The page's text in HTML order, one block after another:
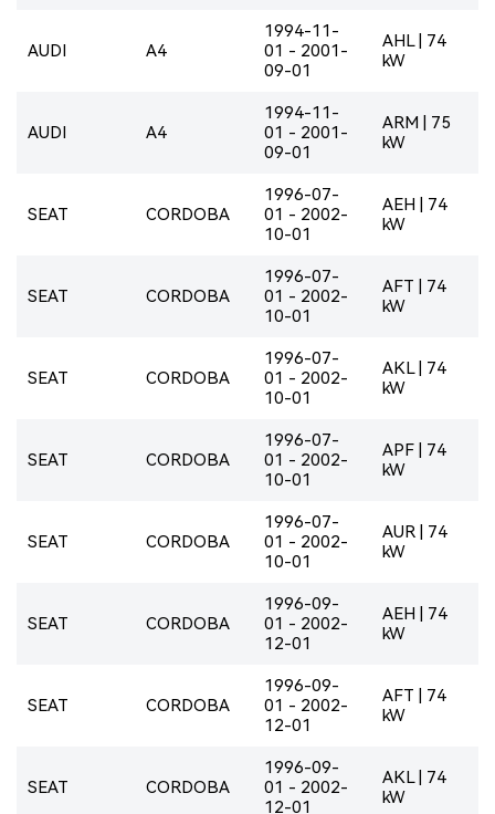
AUDI A4
1994-11-
01 - 2001-
09-01
AHL | 74
kW
AUDI A4
1994-11-
01 - 2001-
09-01
ARM | 75
kW
SEAT CORDOBA
1996-07-
01 - 2002-
10-01
AEH | 74
kW
SEAT CORDOBA
1996-07-
01 - 2002-
10-01
AFT | 74
kW
SEAT CORDOBA
1996-07-
01 - 2002-
10-01
AKL | 74
kW
SEAT CORDOBA
1996-07-
01 - 2002-
10-01
APF | 74
kW
SEAT CORDOBA
1996-07-
01 - 2002-
10-01
AUR | 74
kW
SEAT CORDOBA
1996-09-
01 - 2002-
12-01
AEH | 74
kW
SEAT CORDOBA
1996-09-
01 - 2002-
12-01
AFT | 74
kW
SEAT CORDOBA
1996-09-
01 - 2002-
12-01
AKL | 74
kW